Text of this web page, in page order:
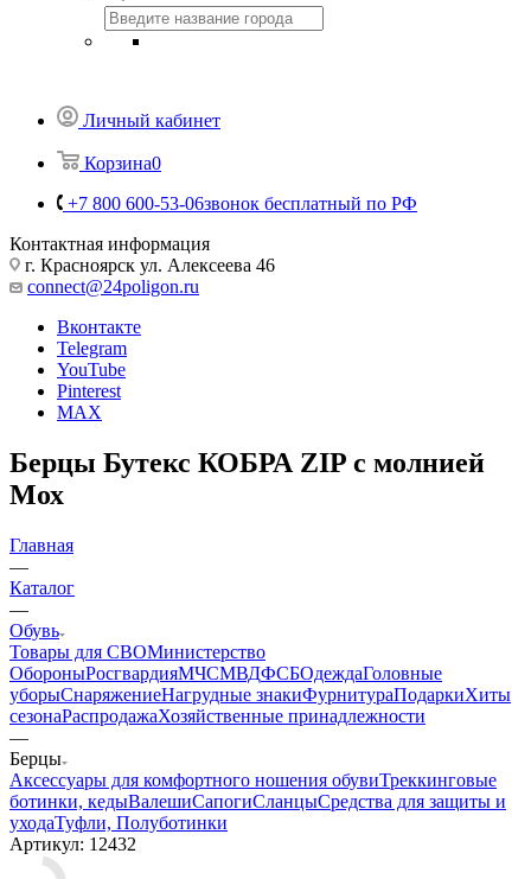
Личный кабинет
Корзина0
+7 800 600-53-06
Контактная информация
г. Красноярск ул. Алексеева 46
connect@24poligon.ru
Вконтакте
Telegram
YouTube
MAX
Берцы Бутекс КОБРА ZIP с молнией
Мох
Главная
—
Каталог
—
Обувь
Товары для СВОМинистерство
ОбороныРосгвардияМЧСМВДФСБОдеждаГоловные
уборыСнаряжениеНагрудные знаки
сезонаРаспродажа